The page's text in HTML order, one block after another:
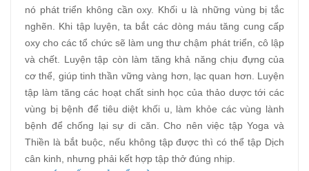
nó phát triển không cần oxy. Khối u là những vùng bị tắc
nghẽn. Khi tập luyện, ta bắt các dòng máu tăng cung cấp
oxy cho các tổ chức sẽ làm ung thư chậm phát triển, cô lập
và chết. Luyện tập còn làm tăng khả năng chịu đựng của
cơ thể, giúp tinh thần vững vàng hơn, lạc quan hơn. Luyện
tập làm tăng các hoạt chất sinh học của thảo dược tới các
vùng bị bệnh để tiêu diệt khối u, làm khỏe các vùng lành
bệnh để chống lại sự di căn. Cho nên việc tập Yoga và
Thiền là bắt buộc, nếu không tập được thì có thể tập Dịch
cân kinh, nhưng phải kết hợp tập thở đúng nhịp.